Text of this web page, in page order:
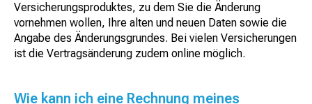
Versicherungsproduktes, zu dem Sie die Änderung
vornehmen wollen, Ihre alten und neuen Daten sowie die
Angabe des Änderungsgrundes. Bei vielen Versicherungen
ist die Vertragsänderung zudem online möglich.
Wie kann ich eine Rechnung meines